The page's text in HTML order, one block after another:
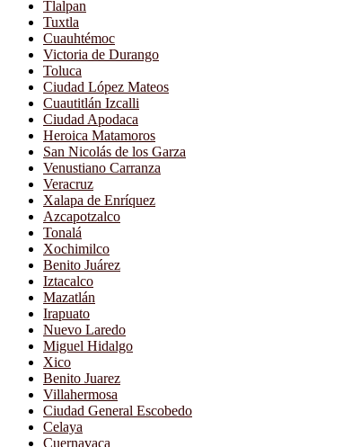
Tlalpan
Tuxtla
Cuauhtémoc
Victoria de Durango
Toluca
Ciudad López Mateos
Cuautitlán Izcalli
Ciudad Apodaca
Heroica Matamoros
San Nicolás de los Garza
Venustiano Carranza
Veracruz
Xalapa de Enríquez
Azcapotzalco
Tonalá
Xochimilco
Benito Juárez
Iztacalco
Mazatlán
Irapuato
Nuevo Laredo
Miguel Hidalgo
Xico
Benito Juarez
Villahermosa
Ciudad General Escobedo
Celaya
Cuernavaca